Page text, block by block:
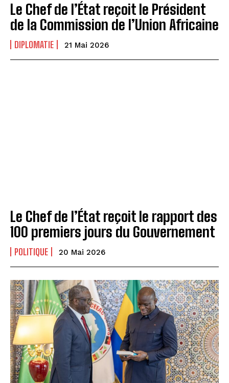
Le Chef de l’État reçoit le Président
de la Commission de l’Union Africaine
DIPLOMATIE 21 Mai 2026
Le Chef de l’État reçoit le rapport des
100 premiers jours du Gouvernement
POLITIQUE 20 Mai 2026